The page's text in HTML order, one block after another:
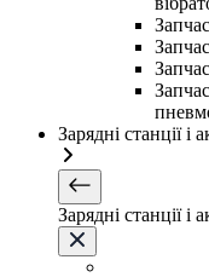
Зарядні станції і
Зарядні станції і